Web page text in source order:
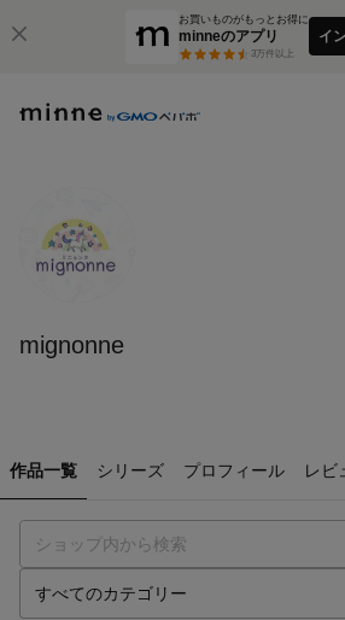
お買いものがもっとお得に
minneのアプリ
3万件以上
イ
mignonne
作品一覧 シリーズ プロフィール レビ